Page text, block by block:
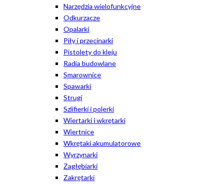
Narzędzia wielofunkcyjne
Odkurzacze
Opalarki
Piły i przecinarki
Pistolety do kleju
Radia budowlane
Smarownice
Spawarki
Strugi
Szlifierki i polerki
Wiertarki i wkrętarki
Wiertnice
Wkrętaki akumulatorowe
Wyrzynarki
Zagłębiarki
Zakrętarki